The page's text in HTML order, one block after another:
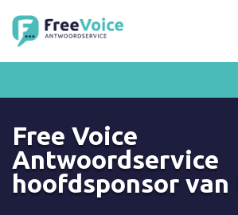
Free Voice
Antwoordservice
hoofdsponsor van